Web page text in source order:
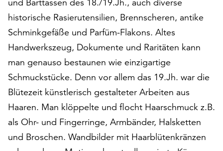
Einstellungen“
zur
Verfügung.
Funktionale
Cookies
werden
auch
ohne
Ihr
Einverständnis
weiterhin
ausgeführt.
historische Rasierutensilien, Brennscheren, antike
Schminkgefäße und Parfüm-Flakons. Altes
Handwerkszeug, Dokumente und Raritäten kann
man genauso bestaunen wie einzigartige
Schmuckstücke. Denn vor allem das 19.Jh. war die
Blütezeit künstlerisch gestalteter Arbeiten aus
Haaren. Man klöppelte und flocht Haarschmuck z.B.
als Ohr- und Fingerringe, Armbänder, Halsketten
und Broschen. Wandbilder mit Haarblütenkränzen